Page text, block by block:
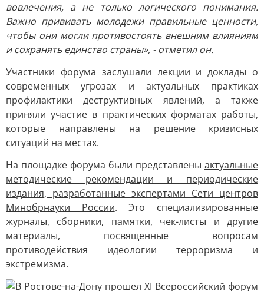
вовлечения, а не только логического понимания.
Важно прививать молодежи правильные ценности,
чтобы они могли противостоять внешним влияниям
и сохранять единство страны», - отметил он.
Участники форума заслушали лекции и доклады о
современных угрозах и актуальных практиках
профилактики деструктивных явлений, а также
приняли участие в практических форматах работы,
которые направлены на решение кризисных
ситуаций на местах.
На площадке форума были представлены актуальные
методические рекомендации и периодические
издания, разработанные экспертами Сети центров
Минобрнауки России. Это специализированные
журналы, сборники, памятки, чек-листы и другие
материалы, посвященные вопросам
противодействия идеологии терроризма и
экстремизма.